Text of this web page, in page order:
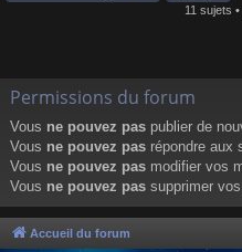
11 sujets
Permissions du forum
Vous ne pouvez pas publier de
Vous ne pouvez pas répondre aux
Vous ne pouvez pas modifier vos
Vous ne pouvez pas supprimer
Accueil du forum